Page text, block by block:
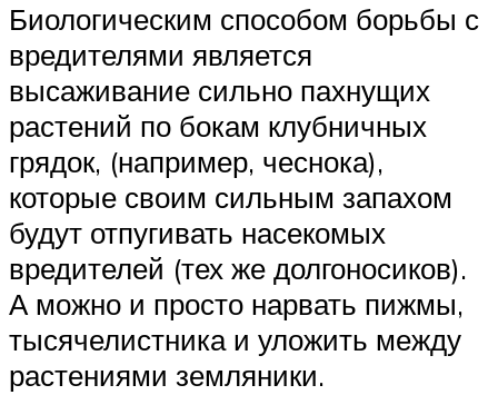
Биологическим способом борьбы с
вредителями является
высаживание сильно пахнущих
растений по бокам клубничных
грядок, (например, чеснока),
которые своим сильным запахом
будут отпугивать насекомых
вредителей (тех же долгоносиков).
А можно и просто нарвать пижмы,
тысячелистника и уложить между
растениями земляники.